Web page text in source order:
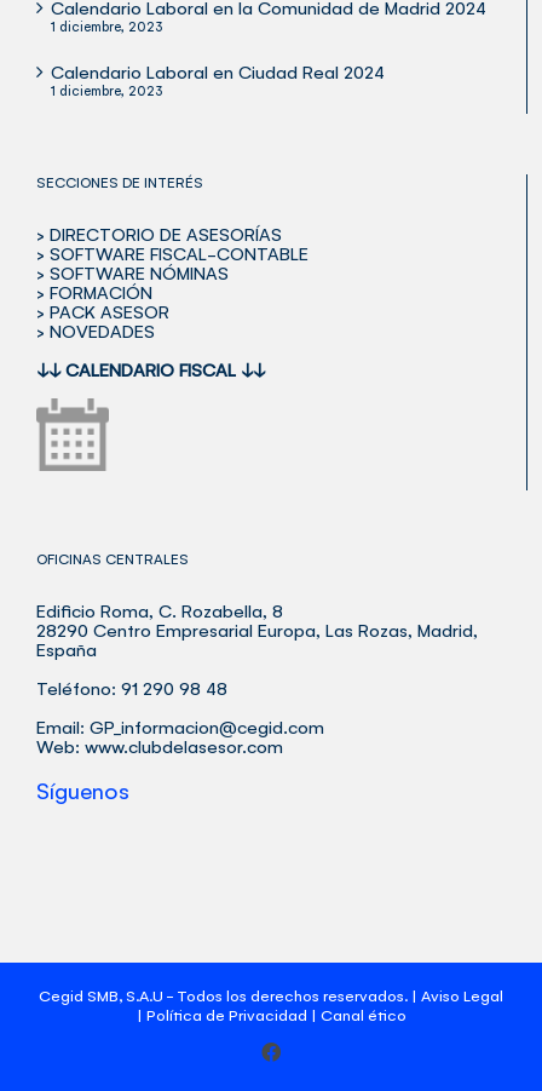
Calendario Laboral en la Comunidad de Madrid 2024
1 diciembre, 2023
Calendario Laboral en Ciudad Real 2024
1 diciembre, 2023
SECCIONES DE INTERÉS
> DIRECTORIO DE ASESORÍAS
> SOFTWARE FISCAL-CONTABLE
> SOFTWARE NÓMINAS
> FORMACIÓN
> PACK ASESOR
> NOVEDADES
↓↓ CALENDARIO FISCAL ↓↓
OFICINAS CENTRALES
Edificio Roma, C. Rozabella, 8
28290 Centro Empresarial Europa, Las Rozas, Madrid,
España
Teléfono: 91 290 98 48
Email: GP_informacion@cegid.com
Web: www.clubdelasesor.com
Síguenos
Cegid SMB, S.A.U - Todos los derechos reservados. | Aviso Legal
| Política de Privacidad | Canal ético
Facebook